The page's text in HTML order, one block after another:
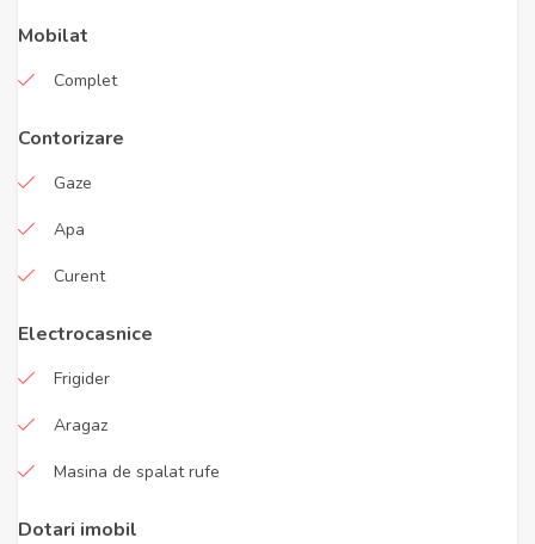
Mobilat
Complet
Contorizare
Gaze
Apa
Curent
Electrocasnice
Frigider
Aragaz
Masina de spalat rufe
Dotari imobil